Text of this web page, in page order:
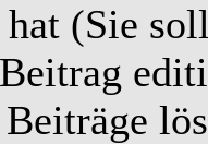
(Sie